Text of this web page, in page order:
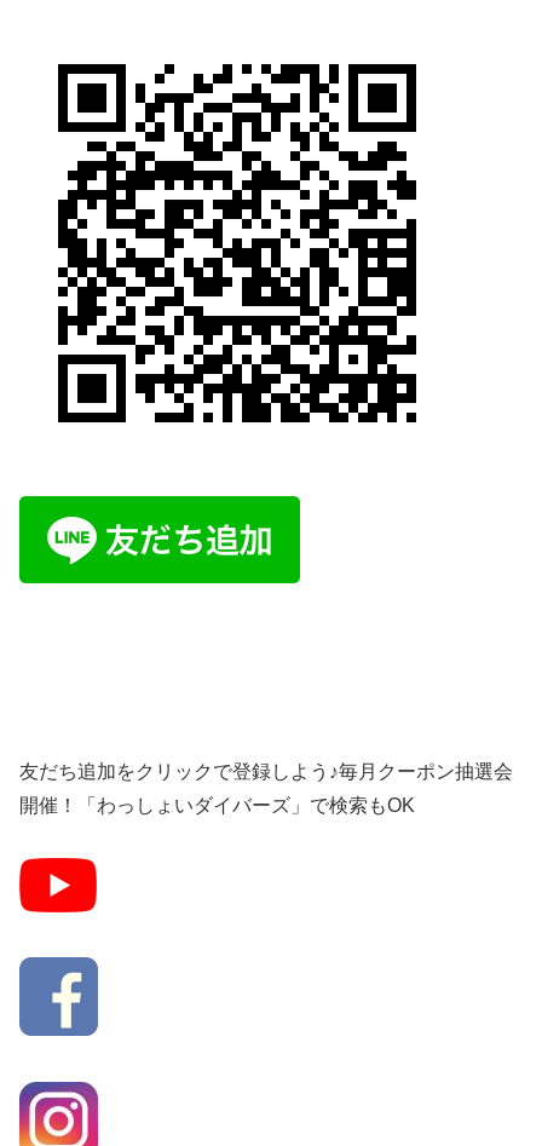
友だち追加をクリックで登録しよう♪毎月クーポン抽選会
開催！「わっしょいダイバーズ」で検索もOK